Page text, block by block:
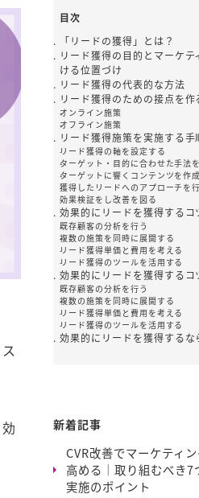
目次
「リードの獲得」とは？
リード獲得の目的とマーケテ
ける位置づけ
リード獲得の代表的な方法
リード獲得のための接点を作
オンライン施策
オフライン施策
リード獲得施策を実施する手
リード獲得の軸を設定する
ターゲット・目的に合わせた手法
ターゲットに響くコンテンツを作
獲得したリードへのアプローチを
効果検証をし改善を図る
効果的にリードを獲得するコ
既存顧客の分析を行う
複数の施策を同時に展開する
リード獲得単価と費用を考える
リード獲得のツールを活用する
効果的にリードを獲得するコ
既存顧客の分析を行う
複数の施策を同時に展開する
リード獲得単価と費用を考える
リード獲得のツールを活用する
効果的にリードを獲得するな
新着記事
CVR改善でマーケティ
高める｜取り組むべき7
実施のポイント